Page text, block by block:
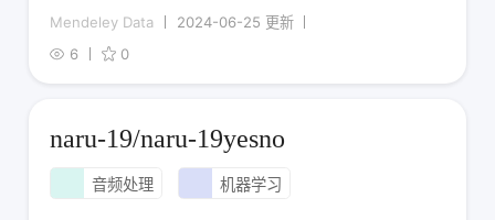
Mendeley Data
2024-06-25 更新
6
0
naru-19/naru-19yesno
音频处理 机器学习